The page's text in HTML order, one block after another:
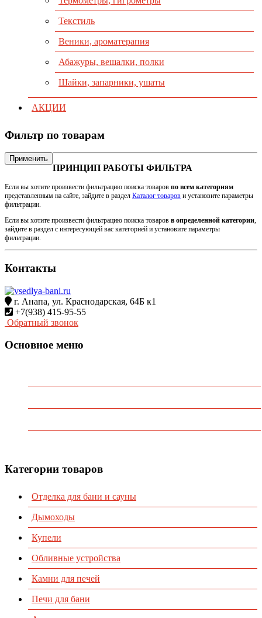
Текстиль
Веники, ароматерапия
Абажуры, вешалки, полки
Шайки, запарники, ушаты
АКЦИИ
Фильтр по товарам
Применить
ПРИНЦИП РАБОТЫ ФИЛЬТРА
Если вы хотите произвести фильтрацию поиска товаров по всем категориям
представленным на сайте, зайдите в раздел Каталог товаров и установите параметры
фильтрации.
Если вы хотите произвести фильтрацию поиска товаров в определенной категории,
зайдите в раздел с интересующей вас категорией и установите параметры
фильтрации.
Контакты
г. Анапа, ул. Краснодарская, 64Б к1
+7(938) 415-95-55
Обратный звонок
Основное меню
Категории товаров
Отделка для бани и сауны
Дымоходы
Купели
Обливные устройства
Камни для печей
Печи для бани